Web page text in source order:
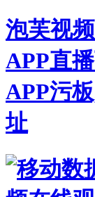
泡芙视
APP直
APP污
址